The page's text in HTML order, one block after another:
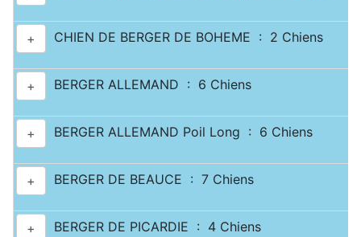
+ CHIEN DE BERGER DE BOHEME : 2 Chiens
+ BERGER ALLEMAND : 6 Chiens
+ BERGER ALLEMAND Poil Long : 6 Chiens
+ BERGER DE BEAUCE : 7 Chiens
+ BERGER DE PICARDIE : 4 Chiens